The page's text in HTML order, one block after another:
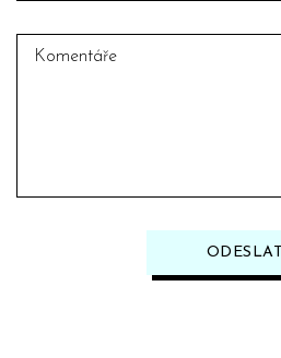
ODESLAT